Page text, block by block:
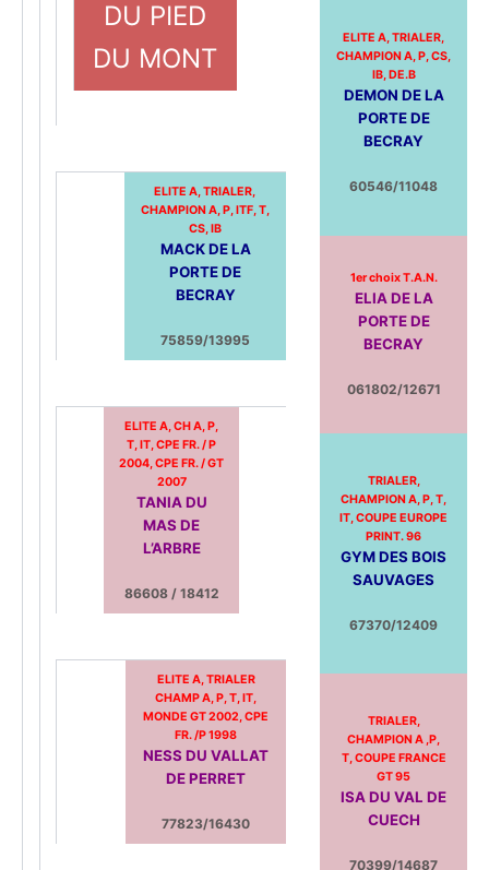
DU PIED
DU MONT
ELITE A, TRIALER,
CHAMPION A, P, ITF, T,
CS, IB
MACK DE LA
PORTE DE
BECRAY
75859/13995
ELITE A, CH A, P,
T, IT, CPE FR. / P
2004, CPE FR. / GT
2007
TANIA DU
MAS DE
L’ARBRE
86608 / 18412
ELITE A, TRIALER
CHAMP A, P, T, IT,
MONDE GT 2002, CPE
FR. /P 1998
NESS DU VALLAT
DE PERRET
77823/16430
ELITE A, TRIALER,
CHAMPION A, P, CS,
IB, DE.B
DEMON DE LA
PORTE DE
BECRAY
60546/11048
1er choix T.A.N.
ELIA DE LA
PORTE DE
BECRAY
061802/12671
TRIALER,
CHAMPION A, P, T,
IT, COUPE EUROPE
PRINT. 96
GYM DES BOIS
SAUVAGES
67370/12409
TRIALER,
CHAMPION A ,P,
T, COUPE FRANCE
GT 95
ISA DU VAL DE
CUECH
70399/14687